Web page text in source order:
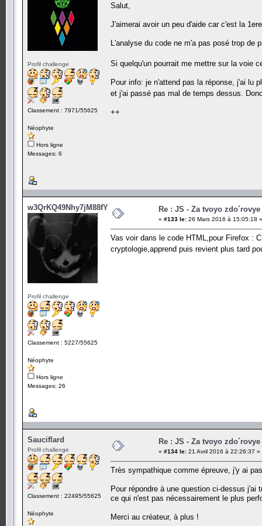
Profil challenge
Classement : 7971/55625
Néophyte
Hors ligne
Messages: 6
Salut,
J'aimerai avoir un peu d'aide car c'est la
L'analyse du code ne m'a pas posé trop
Si quelqu'un pourrait me mettre sur la voie
Pour info: je n'attend pas la réponse, j'ai lu
et j'ai passé pas mal de temps dessus.
++
w3QrKQ49Nhy7jM88fY5
Profil challenge
Classement : 5227/55625
Néophyte
Hors ligne
Messages: 26
Re : JS - Za tvoyo zdo´rovye
« #133 le: 26 Mars 2016 à 15:05:18 »
Vas voir dans le code HTML,pour Firefox :
cryptologie,apprend puis revient plus tard
Sauciflard
Profil challenge
Classement : 22495/55625
Néophyte
Re : JS - Za tvoyo zdo´rovye
« #134 le: 21 Avril 2016 à 22:26:37 »
Très sympathique comme épreuve, j'y ai
Pour répondre à une question ci-dessus j'ai
ce qui n'est pas nécessairement le plus
Merci au créateur, à plus !